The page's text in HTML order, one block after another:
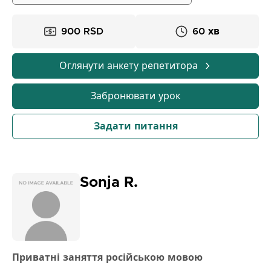
та ділових ситуаціях. Готую учнів до школи, іспитів,
проводяться як віч-на-віч, так і онлайн, з гнучким
900 RSD 60 хв
Оглянути анкету репетитора
Забронювати урок
Задати питання
Sonja R.
Приватні заняття російською мовою